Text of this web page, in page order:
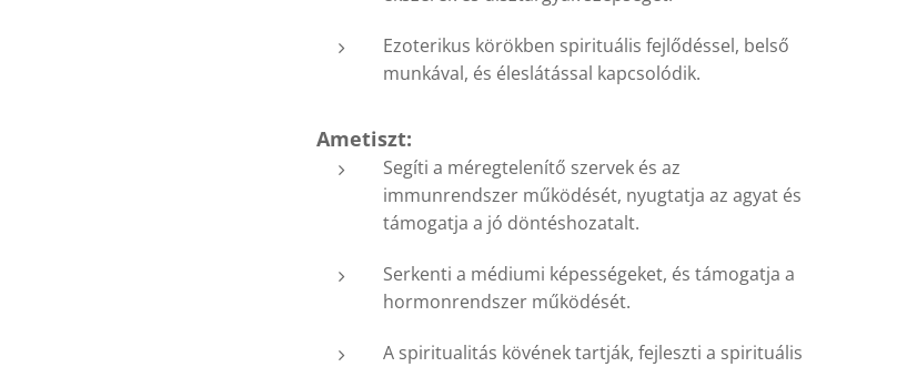
Ezoterikus körökben spirituális fejlődéssel, belső
munkával, és éleslátással kapcsolódik.
Ametiszt:
Segíti a méregtelenítő szervek és az
immunrendszer működését, nyugtatja az agyat és
támogatja a jó döntéshozatalt.
Serkenti a médiumi képességeket, és támogatja a
hormonrendszer működését.
A spiritualitás kövének tartják, fejleszti a spirituális